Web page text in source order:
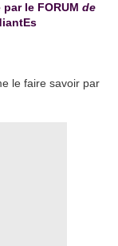
le FORUM de
le faire savoir par